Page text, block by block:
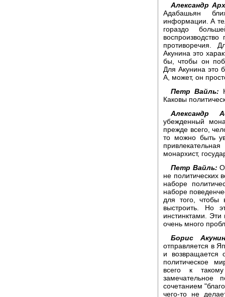
Александр
Адабашьян
информации. А
гораздо
противоречия.
Акунина это
бы, чтобы он
Для Акунина это
А, может, он
Петр Вайль:
Каковы
Александр
убежденный
прежде всего,
то можно быть
монархист,
Петр Вайль:
не политических
наборе
наборе
для того, чтобы
выстроить. Но
инстинктами.
очень много
Борис
отправляется в
и возвращается
политическое
всего к
замечательное
сочетанием
чего-то не